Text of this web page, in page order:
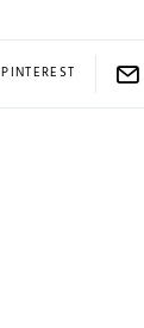
PINTEREST